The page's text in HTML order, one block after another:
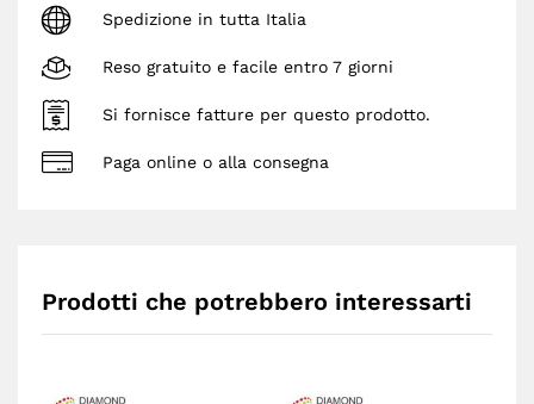
Spedizione in tutta Italia
Reso gratuito e facile entro 7 giorni
Si fornisce fatture per questo prodotto.
Paga online o alla consegna
Prodotti che potrebbero interessarti